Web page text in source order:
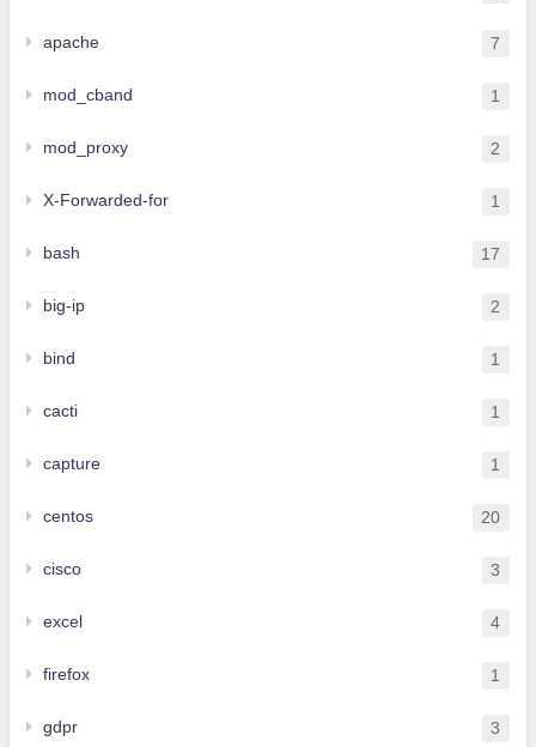
apache 7
mod_cband 1
mod_proxy 2
X-Forwarded-for 1
bash 17
big-ip 2
bind 1
cacti 1
capture 1
centos 20
cisco 3
excel 4
firefox 1
gdpr 3